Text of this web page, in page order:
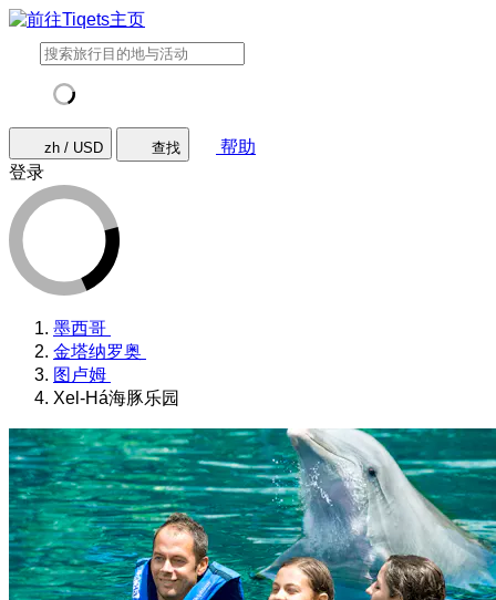
zh / USD 查找
帮助
登录
墨西哥
金塔纳罗奥
图卢姆
Xel-Há海豚乐园